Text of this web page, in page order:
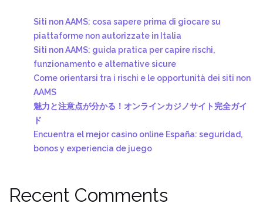
Siti non AAMS: cosa sapere prima di giocare su
piattaforme non autorizzate in Italia
Siti non AAMS: guida pratica per capire rischi,
funzionamento e alternative sicure
Come orientarsi tra i rischi e le opportunità dei siti non
AAMS
魅力と注意点が分かる！オンラインカジノサイト完全ガイ
ド
Encuentra el mejor casino online España: seguridad,
bonos y experiencia de juego
Recent Comments